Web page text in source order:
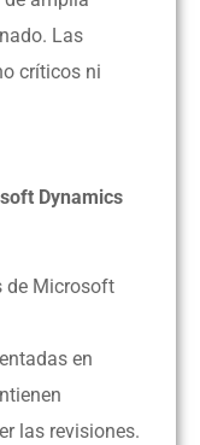
Las
críticos ni
Dynamics
de Microsoft
en
las revisiones.